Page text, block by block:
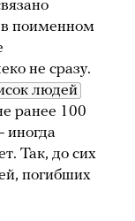
в поименном
не сразу.
людей
ранее 100
иногда
Так, до сих
погибших